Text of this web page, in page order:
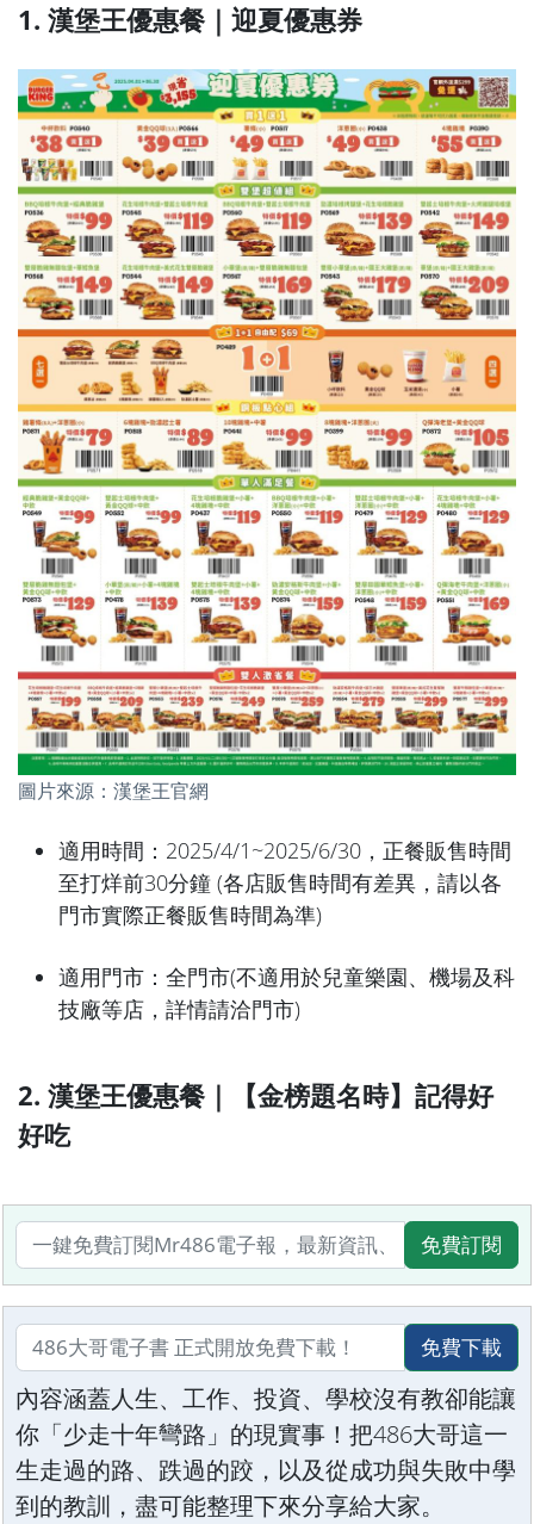
1. 漢堡王優惠餐｜迎夏優惠券
圖片來源：漢堡王官網
適用時間：2025/4/1~2025/6/30，正餐販售時間
至打烊前30分鐘 (各店販售時間有差異，請以各
門市實際正餐販售時間為準)
適用門市：全門市(不適用於兒童樂園、機場及科
技廠等店，詳情請洽門市)
2. 漢堡王優惠餐｜【金榜題名時】記得好
好吃
免費訂閱
免費下載
內容涵蓋人生、工作、投資、學校沒有教卻能讓
你「少走十年彎路」的現實事！把486大哥這一
生走過的路、跌過的跤，以及從成功與失敗中學
到的教訓，盡可能整理下來分享給大家。